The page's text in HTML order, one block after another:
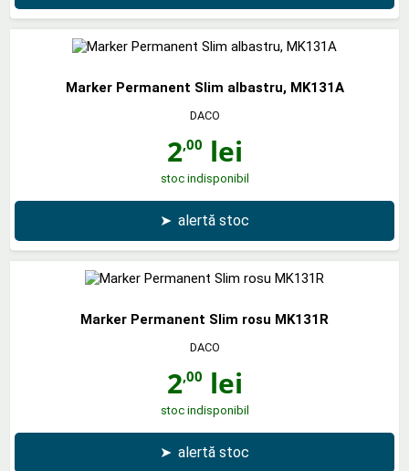
Marker Permanent Slim albastru, MK131A
DACO
2,00 lei
stoc indisponibil
➤ alertă stoc
Marker Permanent Slim rosu MK131R
DACO
2,00 lei
stoc indisponibil
➤ alertă stoc